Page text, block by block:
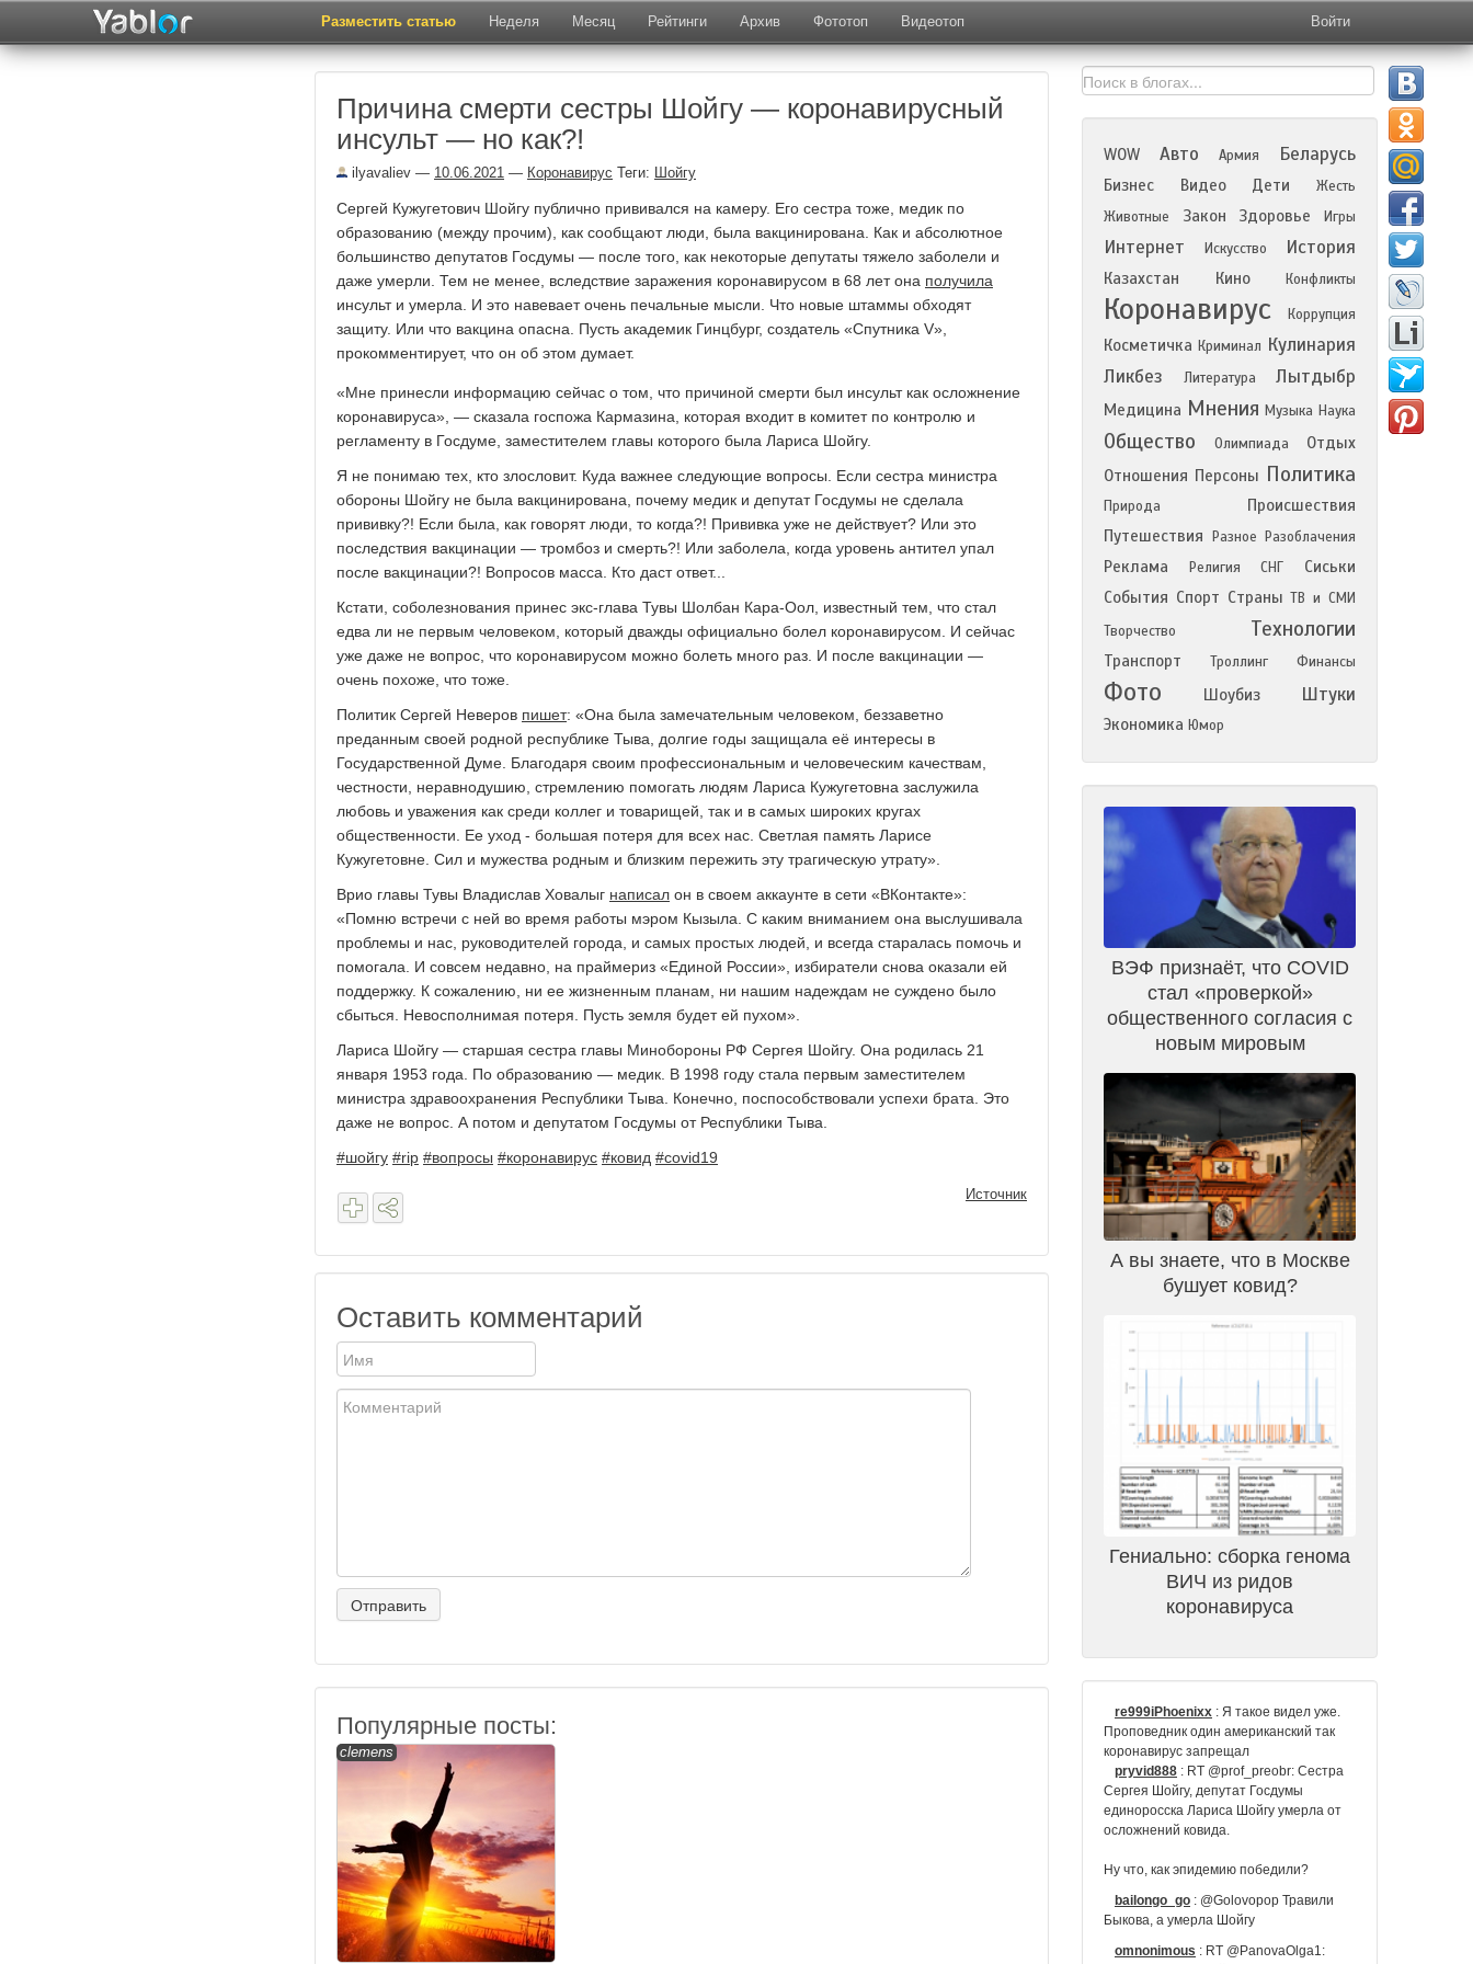
Разместить статью Неделя Месяц Рейтинги Архив Фототоп Видеотоп Войти
Причина смерти сестры Шойгу — коронавирусный
инсульт — но как?!
ilyavaliev — 10.06.2021 — Коронавирус Теги: Шойгу
Сергей Кужугетович Шойгу публично прививался на камеру. Его сестра тоже, медик по
образованию (между прочим), как сообщают люди, была вакцинирована. Как и абсолютное
большинство депутатов Госдумы — после того, как некоторые депутаты тяжело заболели и
даже умерли. Тем не менее, вследствие заражения коронавирусом в 68 лет она получила
инсульт и умерла. И это навевает очень печальные мысли. Что новые штаммы обходят
защиту. Или что вакцина опасна. Пусть академик Гинцбург, создатель «Спутника V»,
прокомментирует, что он об этом думает.
«Мне принесли информацию сейчас о том, что причиной смерти был инсульт как осложнение
коронавируса», — сказала госпожа Кармазина, которая входит в комитет по контролю и
регламенту в Госдуме, заместителем главы которого была Лариса Шойгу.
Я не понимаю тех, кто злословит. Куда важнее следующие вопросы. Если сестра министра
обороны Шойгу не была вакцинирована, почему медик и депутат Госдумы не сделала
прививку?! Если была, как говорят люди, то когда?! Прививка уже не действует? Или это
последствия вакцинации — тромбоз и смерть?! Или заболела, когда уровень антител упал
после вакцинации?! Вопросов масса. Кто даст ответ...
Кстати, соболезнования принес экс-глава Тувы Шолбан Кара-Оол, известный тем, что стал
едва ли не первым человеком, который дважды официально болел коронавирусом. И сейчас
уже даже не вопрос, что коронавирусом можно болеть много раз. И после вакцинации —
очень похоже, что тоже.
Политик Сергей Неверов пишет: «Она была замечательным человеком, беззаветно
преданным своей родной республике Тыва, долгие годы защищала её интересы в
Государственной Думе. Благодаря своим профессиональным и человеческим качествам,
честности, неравнодушию, стремлению помогать людям Лариса Кужугетовна заслужила
любовь и уважения как среди коллег и товарищей, так и в самых широких кругах
общественности. Ее уход - большая потеря для всех нас. Светлая память Ларисе
Кужугетовне. Сил и мужества родным и близким пережить эту трагическую утрату».
Врио главы Тувы Владислав Ховалыг написал он в своем аккаунте в сети «ВКонтакте»:
«Помню встречи с ней во время работы мэром Кызыла. С каким вниманием она выслушивала
проблемы и нас, руководителей города, и самых простых людей, и всегда старалась помочь и
помогала. И совсем недавно, на праймериз «Единой России», избиратели снова оказали ей
поддержку. К сожалению, ни ее жизненным планам, ни нашим надеждам не суждено было
сбыться. Невосполнимая потеря. Пусть земля будет ей пухом».
Лариса Шойгу — старшая сестра главы Минобороны РФ Сергея Шойгу. Она родилась 21
января 1953 года. По образованию — медик. В 1998 году стала первым заместителем
министра здравоохранения Республики Тыва. Конечно, поспособствовали успехи брата. Это
даже не вопрос. А потом и депутатом Госдумы от Республики Тыва.
#шойгу #rip #вопросы #коронавирус #ковид #covid19
Источник
Оставить комментарий
Популярные посты:
clemens
WOW Авто Армия Беларусь
Бизнес Видео Дети
Жесть
Животные
Закон Здоровье Игры
Интернет Искусство История
Казахстан Кино Конфликты
Коронавирус Коррупция
Косметичка Криминал Кулинария
Ликбез
Литература Лытдыбр
Медицина Мнения Музыка Наука
Общество Олимпиада
Отдых
Отношения Персоны Политика
Природа
Происшествия
Путешествия
Разное Разоблачения
Реклама Религия СНГ
Сиськи
События Спорт Страны ТВ и СМИ
Творчество
Технологии
Транспорт Троллинг Финансы
Фото Шоубиз Штуки
Экономика Юмор
ВЭФ признаёт, что COVID
стал «проверкой»
общественного согласия с
новым мировым
А вы знаете, что в Москве
бушует ковид?
Гениально: сборка генома
ВИЧ из ридов
коронавируса
re999iPhoenixx : Я такое видел уже.
Проповедник один американский так
коронавирус запрещал
pryvid888 : RT @prof_preobr: Сестра
Сергея Шойгу, депутат Госдумы
единоросска Лариса Шойгу умерла от
осложнений ковида.
Ну что, как эпидемию победили?
bailongo_go : @Golovopop Травили
Быкова, а умерла Шойгу
omnonimous : RT @PanovaOlga1: